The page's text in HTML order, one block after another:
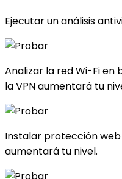
Ejecutar un análisis
Analizar la red Wi-Fi en
la VPN aumentará tu
Instalar protección
aumentará tu nivel.